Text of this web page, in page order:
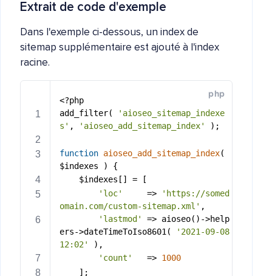
Extrait de code d'exemple
Dans l'exemple ci-dessous, un index de
sitemap supplémentaire est ajouté à l'index
racine.